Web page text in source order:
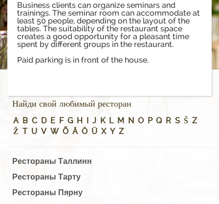
Business clients can organize seminars and
trainings. The seminar room can accommodate at
least 50 people, depending on the layout of the
tables. The suitability of the restaurant space
creates a good opportunity for a pleasant time
spent by different groups in the restaurant.
Paid parking is in front of the house.
Найди свой любимый ресторан
A B C D E F G H J K L M N O P Q R S Š Z
Ž T U V W Õ Ä Ö Ü X Y Z
Рестораны Таллинн
Рестораны Тарту
Рестораны Пярну